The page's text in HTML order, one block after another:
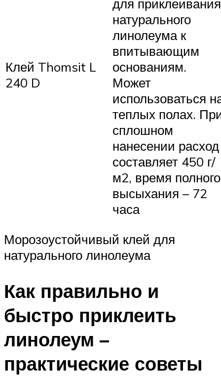
Клей Thomsit L
240 D
для приклеивания
натурального
линолеума к
впитывающим
основаниям.
Может
использоваться
теплых полах.
сплошном
нанесении расход
составляет 450 г/
м2, время полного
высыхания – 72
часа
Морозоустойчивый клей для
натурального линолеума
Как правильно и
быстро приклеить
линолеум –
практические советы